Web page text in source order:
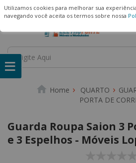
Utilizamos cookies para melhorar sua
navegando você aceita os termos sobre nossa
(22) 99909-3407
QUARTO
PORTA DE
Guarda Roupa Saion 3
e 3 Espelhos - Móveis